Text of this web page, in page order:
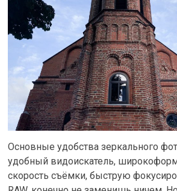
Основные удобства зеркального
удобный видоискатель,
скорость съёмки, быструю